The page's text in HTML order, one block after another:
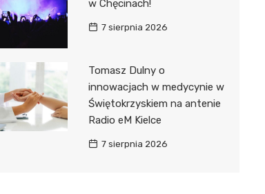
w Chęcinach!
7 sierpnia 2026
Tomasz Dulny o
innowacjach w medycynie w
Świętokrzyskiem na antenie
Radio eM Kielce
7 sierpnia 2026